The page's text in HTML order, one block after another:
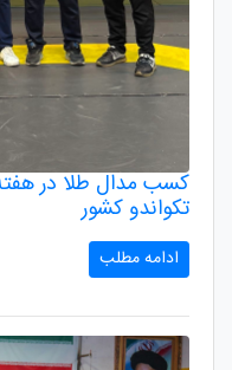
کسب مدال طلا در
تکواندو کشور
ادامه مطلب